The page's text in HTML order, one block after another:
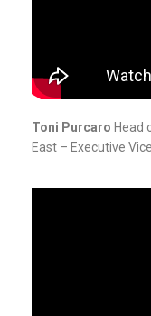
Toni Purcaro Head
East – Executive